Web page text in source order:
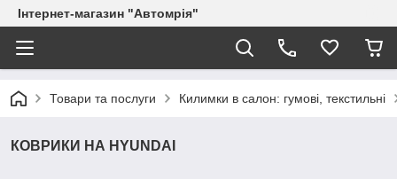
Інтернет-магазин "Автомрія"
Товари та послуги Килимки в салон: гумові, текстильні
КОВРИКИ НА HYUNDAI